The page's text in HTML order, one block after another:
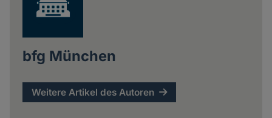
bfg München
Weitere Artikel des Autoren